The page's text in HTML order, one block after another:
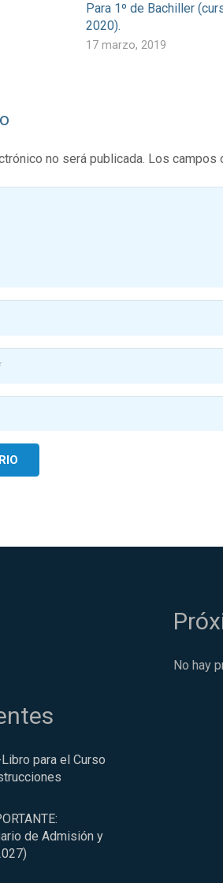
Para 1º de Bachiller
2020).
17 marzo, 2019
no será publicada. Los campos
para el Curso
de Admisión y
No hay